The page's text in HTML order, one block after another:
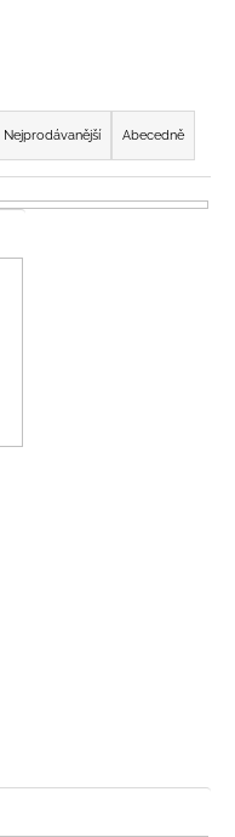
Nejprodávanější Abecedně